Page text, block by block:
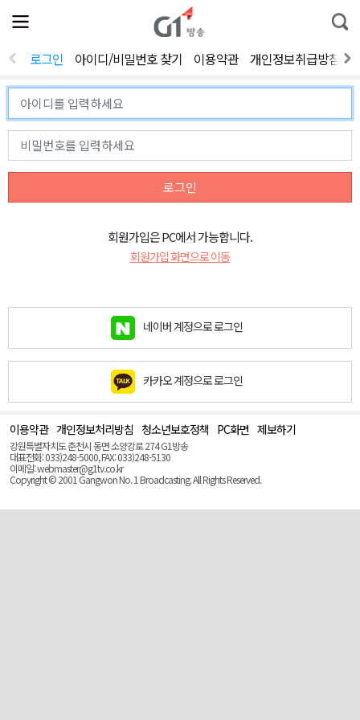
전
체
뉴
열
통
합
색
로그인 아이디/비밀번호 찾기 이용약관 개인정보취급방침
로그인
회원가입은 PC에서 가능합니다.
회원가입 화면으로 이동
네이버 계정으로 로그인
카카오 계정으로 로그인
이용약관 개인정보처리방침 청소년보호정책 PC화면 제보하기
강원특별자치도 춘천시 동면 소양강로 274 G1방송
대표전화: 033)248-5000, FAX: 033)248-5130
이메일: webmaster@g1tv.co.kr
Copyright © 2001 Gangwon No. 1 Broadcasting. All Rights Reserved.